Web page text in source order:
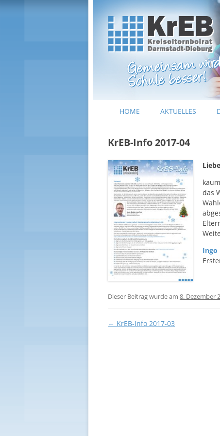
KrEB Darmstadt-Dieburg
Kreiselternbeirat Darmstadt-Dieburg
HOME AKTUELLES
KrEB-Info 2017-04
das
Ingo
Dieser Beitrag wurde am 8. Dezember
Beitragsnavigation
← KrEB-Info 2017-03